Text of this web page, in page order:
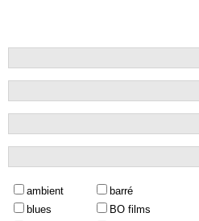
ambient barré
blues
BO films